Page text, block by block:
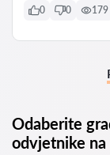
0 0 179
Odaberite
odvjetnike